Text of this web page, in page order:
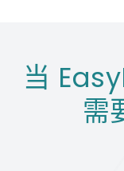
当
需